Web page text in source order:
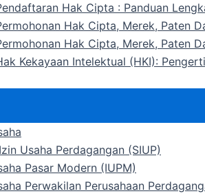
Hak Cipta : Panduan
Hak Cipta, Merek, Paten
Hak Cipta, Merek, Paten
Kekayaan Intelektual (HKI):
Usaha Perdagangan (SIUP)
Pasar Modern (IUPM)
Perwakilan Perusahaan